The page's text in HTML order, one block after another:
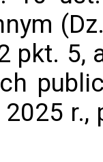
pkt. 5,
r.,